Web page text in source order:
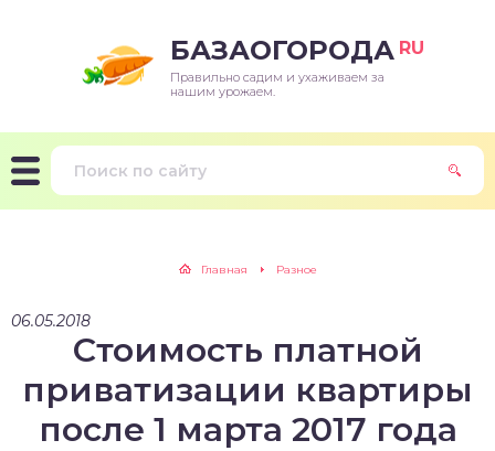
БАЗАОГОРОДА RU
Правильно садим и ухаживаем за
нашим урожаем.
Главная Разное
06.05.2018
Стоимость платной
приватизации квартиры
после 1 марта 2017 года